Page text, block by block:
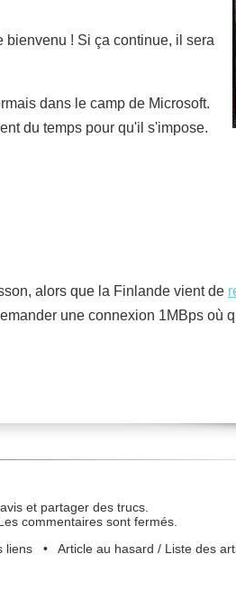
bienvenu ! Si ça continue, il sera
dans le camp de Microsoft.
du temps pour qu'il s'impose.
alors que la Finlande vient de
une connexion 1MBps où
et partager des trucs.
commentaires sont fermés.
liens• Article au hasard / Liste des